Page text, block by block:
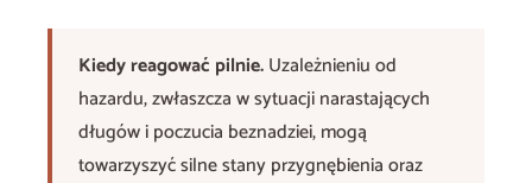
Kiedy reagować pilnie.Uzależnieniu od
hazardu, zwłaszcza w sytuacji narastających
długów i poczucia beznadziei, mogą
towarzyszyć silne stany przygnębienia oraz